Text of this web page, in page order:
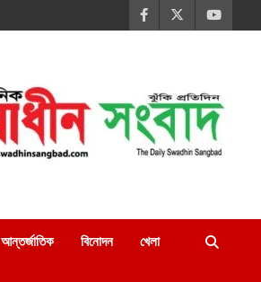
আন্তর্জাতিক বিনোদন খেলা